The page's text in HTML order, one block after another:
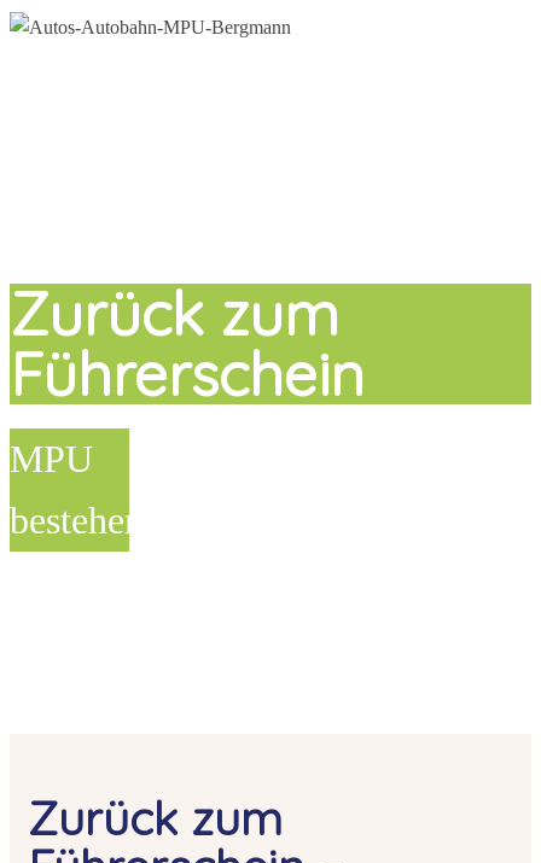
Zurück zum
Führerschein
MPU
bestehen
Zurück zum